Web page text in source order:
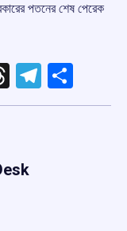
পতনের শেষ পেরেক
Threads